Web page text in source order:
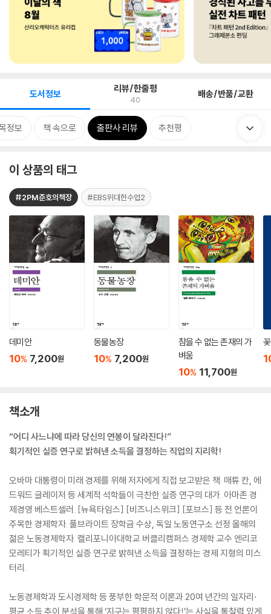
도서정보 리뷰/한줄평
40 배송/반품/교환
정보 책 속으로 출판사 리뷰 추천평
이 상품의 태그
#2PM준호의책장 #EBS위대한수업2
데미안
10% 7,200원
동물농장
10% 7,200원
참을 수 없는 존재의 가
벼움
10% 11,700원
책소개
“어디 사느냐에 따라 당신의 연봉이 달라진다!”
획기적인 실증 연구로 밝혀낸 소득을 결정하는 직업의 지리학!
오바마 대통령이 미래 경제를 위해 저자에게 직접 보고받은 책. 매튜 칸, 에
드워드 글레이저 등 세계적 석학들이 극찬한 실증 연구의 대가. 아마존 경
제경영 베스트셀러. [뉴욕타임스] [비즈니스위크] [포브스] 등 전 언론이
주목한 경제학자. 풀브라이트 장학금 수상, 독일 노동연구소 선정 올해의
젊은 노동경제학자. 캘리포니아대학교 버클리캠퍼스 경제학 교수 엔리코
모레티가 획기적인 실증 연구로 밝혀낸 소득을 결정하는 경제 지형의 미스
터리.
노동경제학과 도시경제학 등 풍부한 학문적 이론과 20여 년간의 일자리·
평균 소득 추이 분석을 통해 ‘지구는 평평하지 않다!’는 사실을 통찰력 있게